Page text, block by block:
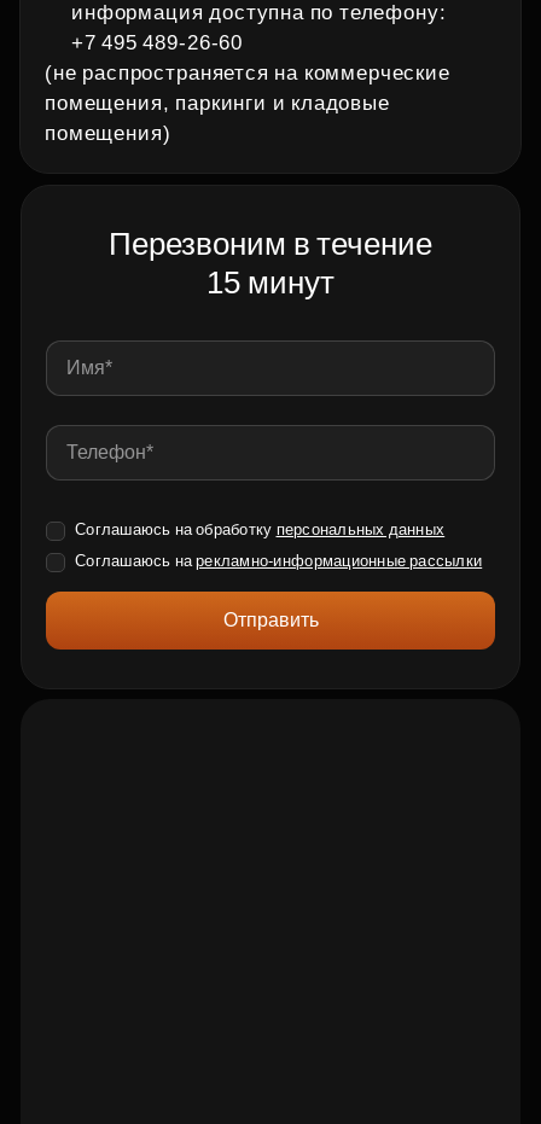
информация доступна по телефону:
+7 495 489‑26‑60
(не распространяется на коммерческие
помещения, паркинги и кладовые
помещения)
Перезвоним в течение
15 минут
Соглашаюсь на обработку персональных данных
Соглашаюсь нарекламно-информационные рассылки
Отправить